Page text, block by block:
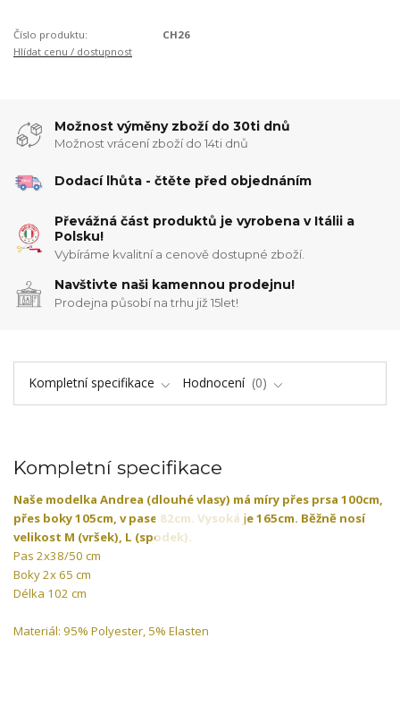
Číslo produktu:
CH26
Hlídat cenu / dostupnost
Možnost výměny zboží do 30ti dnů
Možnost vrácení zboží do 14ti dnů
Dodací lhůta - čtěte před objednáním
Převážná část produktů je vyrobena v Itálii a
Polsku!
Vybíráme kvalitní a cenově dostupné zboží.
Navštivte naši kamennou prodejnu!
Prodejna působí na trhu již 15let!
Kompletní specifikace Hodnocení 0
Kompletní specifikace
Naše modelka Andrea (dlouhé vlasy) má míry přes prsa 100cm,
přes boky 105cm, v pase 82cm. Vysoká je 165cm. Běžně nosí
velikost M (vršek), L (spodek).
Pas 2x38/50 cm
Boky 2x 65 cm
Délka 102 cm
Materiál: 95% Polyester, 5% Elasten